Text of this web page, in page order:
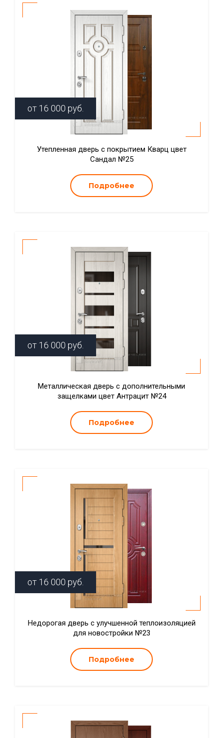
от 16 000 руб.
Утепленная дверь с покрытием Кварц цвет
Сандал №25
Подробнее
от 16 000 руб.
Металлическая дверь с дополнительными
защелками цвет Антрацит №24
Подробнее
от 16 000 руб.
Недорогая дверь с улучшенной теплоизоляцией
для новостройки №23
Подробнее